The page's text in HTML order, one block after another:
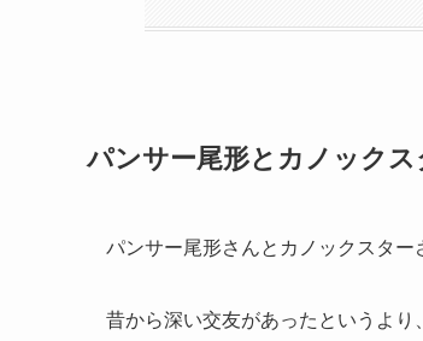
パンサー尾形とカノックス
パンサー尾形さんとカノックスター
昔から深い交友があったというよ